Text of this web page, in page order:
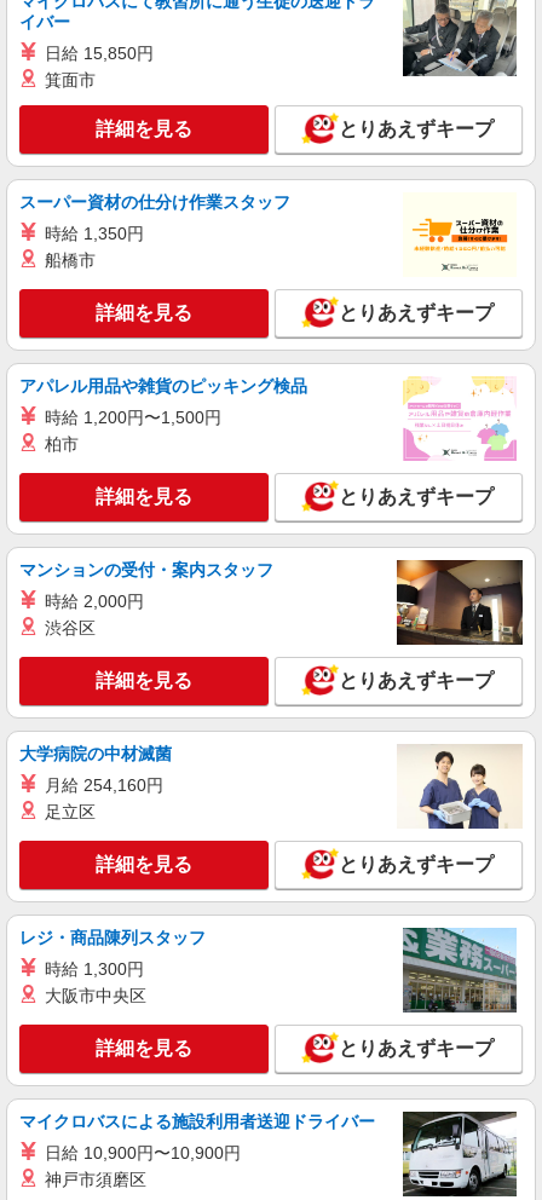
詳細を見る
アルバイト
コンパスグループ・ジャパン株式会社 21475_p
調理補助【アルバイト・パート】
時給1,400円以上 試用期間中 時給1,400円以上
(試用期間2ヶ月) 残業が発生した場合、残業代を1
分単位で別途支給します。
世界的ＩＴ企業 24Ｆカフェ （東京都渋谷
区渋谷3-21-3 渋谷ストリーム 24F）
キープ 詳細を見る
コンパスグループ・ジャパン株式会社 35525_p
調理師【アルバイト・パート】
時給1,800円以上 試用期間中 時給1,800円以上
分単位で別途支給します。
国立オリンピック記念青少年総合センター
（東京都渋谷区代々木神園町3-1 オリンピック記
念青少年総合センタ2F）
キープ 詳細を見る
アルバイト パート
コンパスグループ・ジャパン株式会社 20988_p
調理補助【アルバイト・パート】
時給1,350円以上 試用期間中 時給1,350円以上
(試用期間2ヶ月) 残業が発生した場合、残業代を1
分単位で別途支給します。
ＳＵＢＡＲＵ本社 （東京都渋谷区恵比寿1-
20-8）
詳細を見る
パート
コンパスグループ・ジャパン株式会社 21475_p
調理師【アルバイト・パート】
合、残業代を1分単位で別途支給します。
世界的ＩＴ企業 24Ｆカフェ （東京都渋谷
区渋谷3-21-3 渋谷ストリーム 24F）
キープ 詳細を見る
正社員
コンパスグループ・ジャパン株式会社 39672_f
イバー
日給 15,850円
箕面市
詳細を見る とりあえずキープ
スーパー資材の仕分け作業スタッフ
時給 1,350円
船橋市
詳細を見る とりあえずキープ
アパレル用品や雑貨のピッキング検品
時給 1,200円〜1,500円
柏市
詳細を見る とりあえずキープ
マンションの受付・案内スタッフ
時給 2,000円
渋谷区
詳細を見る とりあえずキープ
大学病院の中材滅菌
月給 254,160円
足立区
詳細を見る とりあえずキープ
レジ・商品陳列スタッフ
時給 1,300円
大阪市中央区
詳細を見る とりあえずキープ
マイクロバスによる施設利用者送迎ドライバー
日給 10,900円〜10,900円
神戸市須磨区